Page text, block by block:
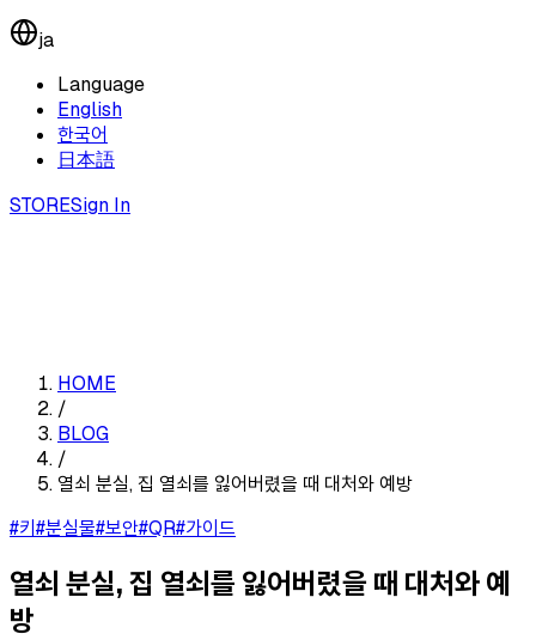
ja
Language
English
한국어
日本語
STORESign In
HOME
/
BLOG
/
열쇠 분실, 집 열쇠를 잃어버렸을 때 대처와 예방
#키#분실물#보안#QR#가이드
열쇠 분실, 집 열쇠를 잃어버렸을 때 대처와 예
방